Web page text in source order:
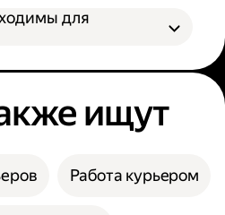
для
ищут
Работа курьером